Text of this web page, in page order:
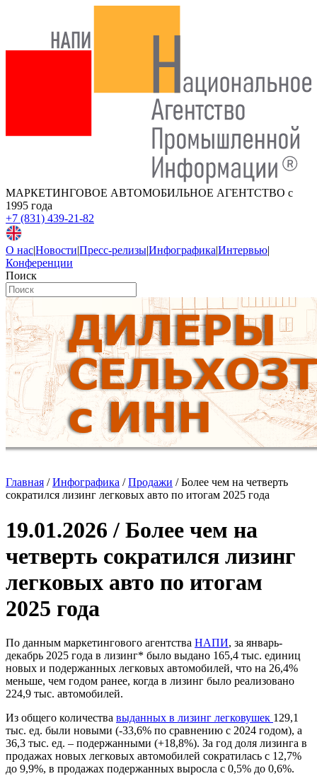
МАРКЕТИНГОВОЕ АВТОМОБИЛЬНОЕ АГЕНТСТВО с
1995 года
+7 (831) 439-21-82
О нас|Новости|Пресс-релизы|Инфографика|Интервью|
Конференции
Поиск
Главная /Инфографика /Продажи /Более чем на четверть
сократился лизинг легковых авто по итогам 2025 года
19.01.2026 / Более чем на
четверть сократился лизинг
легковых авто по итогам
2025 года
По данным маркетингового агентства НАПИ, за январь-
декабрь 2025 года в лизинг* было выдано 165,4 тыс. единиц
новых и подержанных легковых автомобилей, что на 26,4%
меньше, чем годом ранее, когда в лизинг было реализовано
224,9 тыс. автомобилей.
Из общего количества выданных в лизинг легковушек 129,1
тыс. ед. были новыми (-33,6% по сравнению с 2024 годом), а
36,3 тыс. ед. – подержанными (+18,8%). За год доля лизинга в
продажах новых легковых автомобилей сократилась с 12,7%
до 9,9%, в продажах подержанных выросла с 0,5% до 0,6%.